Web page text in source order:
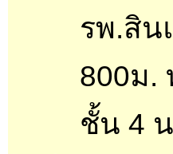
รพ.สิน
800ม.
ชั้น 4